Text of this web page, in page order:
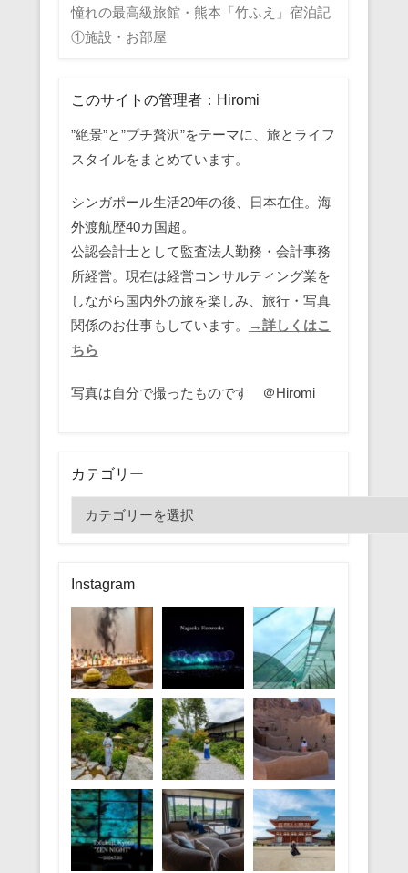
憧れの最高級旅館・熊本「竹ふえ」宿泊記
①施設・お部屋
このサイトの管理者：Hiromi
”絶景”と”プチ贅沢”をテーマに、旅とライフ
スタイルをまとめています。
シンガポール生活20年の後、日本在住。海
外渡航歴40カ国超。
公認会計士として監査法人勤務・会計事務
所経営。現在は経営コンサルティング業を
しながら国内外の旅を楽しみ、旅行・写真
関係のお仕事もしています。
→詳しくはこ
ちら
写真は自分で撮ったものです ＠Hiromi
カテゴリー
テ
リ
ー
Instagram